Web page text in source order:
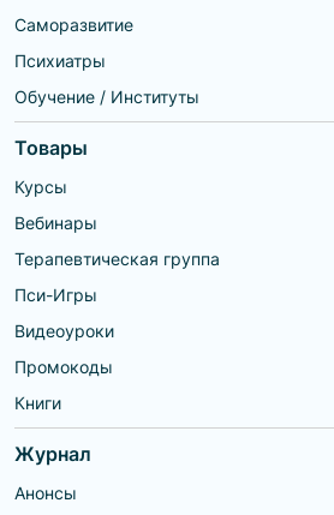
Саморазвитие
Психиатры
Обучение / Институты
Товары
Курсы
Вебинары
Терапевтическая группа
Пси-Игры
Видеоуроки
Промокоды
Книги
Журнал
Анонсы